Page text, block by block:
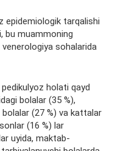
epidemiologik tarqalishi
bu muammoning
sohalarida
pedikulyoz holati qayd
bolalar (35 %),
bolalar (27 %) va kattalar
(16 %) lar
uyida, maktab-